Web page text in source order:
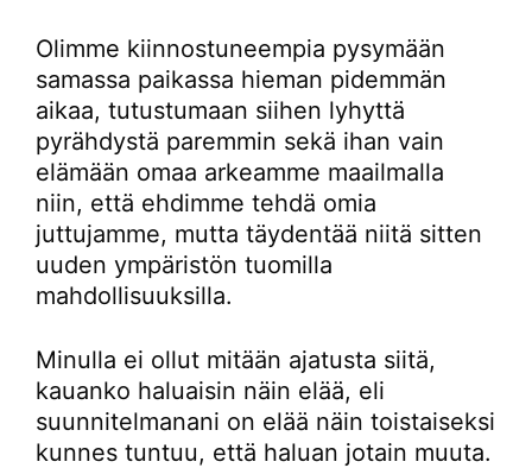
Olimme kiinnostuneempia pysymään
samassa paikassa hieman pidemmän
aikaa, tutustumaan siihen lyhyttä
pyrähdystä paremmin sekä ihan vain
elämään omaa arkeamme maailmalla
niin, että ehdimme tehdä omia
juttujamme, mutta täydentää niitä sitten
uuden ympäristön tuomilla
mahdollisuuksilla.
Minulla ei ollut mitään ajatusta siitä,
kauanko haluaisin näin elää, eli
suunnitelmanani on elää näin toistaiseksi
kunnes tuntuu, että haluan jotain muuta.